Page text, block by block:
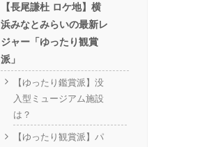
【長尾謙杜 ロケ地】横
浜みなとみらいの最新レ
ジャー「ゆったり観賞
派」
【ゆったり鑑賞派】没
入型ミュージアム施設
は？
【ゆったり観賞派】パ